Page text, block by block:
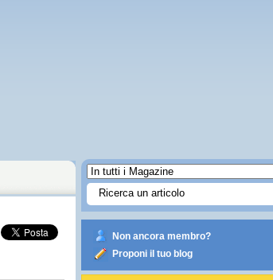
Non ancora membro?
Proponi il tuo blog